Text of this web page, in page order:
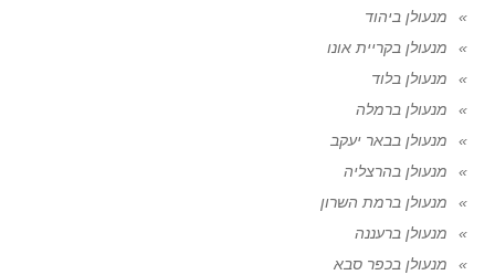
מנעולן ביהוד
מנעולן בקריית אונו
מנעולן בלוד
מנעולן ברמלה
מנעולן בבאר יעקב
מנעולן בהרצליה
מנעולן ברמת השרון
מנעולן ברעננה
מנעולן בכפר סבא